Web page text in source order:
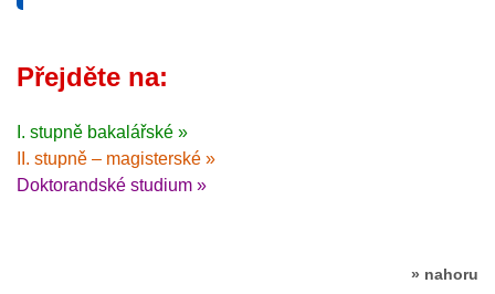
Přejděte na:
I. stupně bakalářské »
II. stupně – magisterské »
Doktorandské studium »
» nahoru